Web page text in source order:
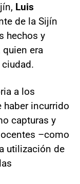
Luis
de la Sijín
hechos y
quien era
a los
incurrido
capturas y
–como
utilización de